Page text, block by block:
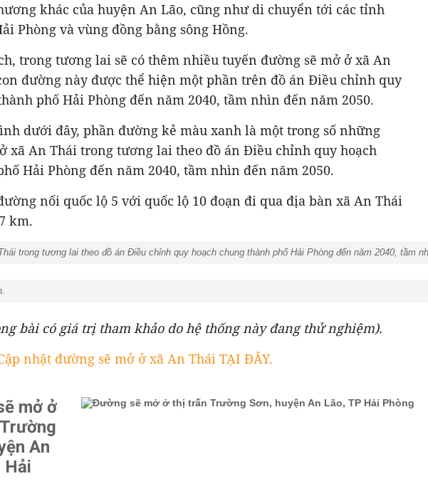
khác của huyện An Lão, cũng như di chuyển tới các tỉnh
Phòng và vùng đồng bằng sông Hồng.
trong tương lai sẽ có thêm nhiều tuyến đường sẽ mở ở xã An
đường này được thể hiện một phần trên đồ án Điều chỉnh quy
phố Hải Phòng đến năm 2040, tầm nhìn đến năm 2050.
dưới đây, phần đường kẻ màu xanh là một trong số những
xã An Thái trong tương lai theo đồ án Điều chỉnh quy hoạch
Hải Phòng đến năm 2040, tầm nhìn đến năm 2050.
nối quốc lộ 5 với quốc lộ 10 đoạn đi qua địa bàn xã An Thái
km.
trong tương lai theo đồ án Điều chỉnh quy hoạch chung thành phố Hải Phòng đến năm 2040, tầm
bài có giá trị tham khảo do hệ thống này đang thử nghiệm).
nhật đường sẽ mở ở xã An Thái TẠI ĐÂY.
mở ở
An
Hải